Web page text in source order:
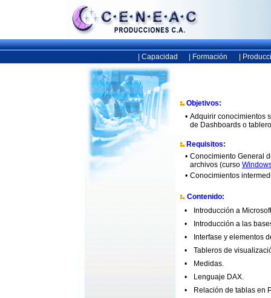
Objetivos:
• Adquirir conocimientos
de Dashboards o
Requisitos:
• Conocimiento General
archivos (curso
• Conocimientos
Contenido:
•
Introducción a
•
Introducción a las
•
Interfase y elementos
•
Tableros de
•
Medidas.
•
Lenguaje DAX.
•
Relación de tablas en
| Capacidad | Formación |